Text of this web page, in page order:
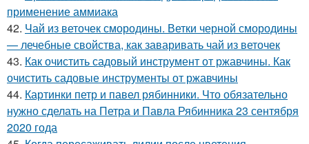
применение аммиака
42. Чай из веточек смородины. Ветки черной смородины
— лечебные свойства, как заваривать чай из веточек
43. Как очистить садовый инструмент от ржавчины. Как
очистить садовые инструменты от ржавчины
44. Картинки петр и павел рябинники. Что обязательно
нужно сделать на Петра и Павла Рябинника 23 сентября
2020 года